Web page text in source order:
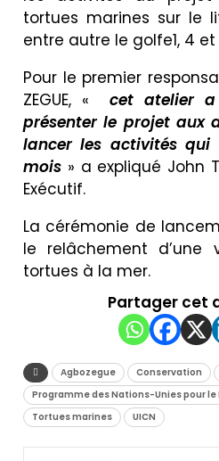
tortues marines sur le
entre autre le golfe1, 4 et
Pour le premier
ZEGUE, «cet atelier
présenter le projet aux
lancer les activités qui
mois » a expliqué John
Exécutif.
La cérémonie de
le relâchement d’une
tortues à la mer.
Partager cet
Agbozegue Conservation
Programme des Nations-Unies pour
Tortues marines
UICN